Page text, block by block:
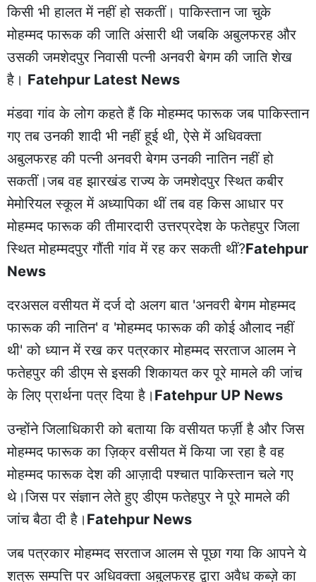
किसी भी हालत में नहीं हो सकतीं। पाकिस्तान जा चुके
मोहम्मद फारूक की जाति अंसारी थी जबकि अबुलफरह और
उसकी जमशेदपुर निवासी पत्नी अनवरी बेगम की जाति शेख
है। Fatehpur Latest News
मंडवा गांव के लोग कहते हैं कि मोहम्मद फारूक जब पाकिस्तान
गए तब उनकी शादी भी नहीं हूई थी, ऐसे में अधिवक्ता
अबुलफरह की पत्नी अनवरी बेगम उनकी नातिन नहीं हो
सकतीं।जब वह झारखंड राज्य के जमशेदपुर स्थित कबीर
मेमोरियल स्कूल में अध्यापिका थीं तब वह किस आधार पर
मोहम्मद फारूक की तीमारदारी उत्तरप्रदेश के फतेहपुर जिला
स्थित मोहम्मदपुर गौंती गांव में रह कर सकती थीं?Fatehpur
News
दरअसल वसीयत में दर्ज दो अलग बात 'अनवरी बेगम मोहम्मद
फारूक की नातिन' व 'मोहम्मद फारूक की कोई औलाद नहीं
थी' को ध्यान में रख कर पत्रकार मोहम्मद सरताज आलम ने
फतेहपुर की डीएम से इसकी शिकायत कर पूरे मामले की जांच
के लिए प्रार्थना पत्र दिया है। Fatehpur UP News
उन्होंने जिलाधिकारी को बताया कि वसीयत फर्ज़ी है और जिस
मोहम्मद फारूक का ज़िक्र वसीयत में किया जा रहा है वह
मोहम्मद फारूक देश की आज़ादी पश्चात पाकिस्तान चले गए
थे।जिस पर संज्ञान लेते हुए डीएम फतेहपुर ने पूरे मामले की
जांच बैठा दी है। Fatehpur News
जब पत्रकार मोहम्मद सरताज आलम से पूछा गया कि आपने ये
शत्रू सम्पत्ति पर अधिवक्ता अबुलफरह द्वारा अवैध कब्ज़े का